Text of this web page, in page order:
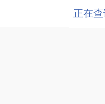
正在查